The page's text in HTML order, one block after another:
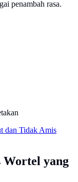
penambah rasa.
dan Tidak Amis
Wortel yang